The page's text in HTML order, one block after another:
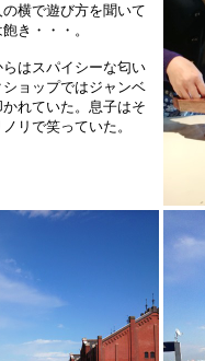
横で遊び方を聞いて
き・・・。
はスパイシーな匂い
ョップではジャンベ
れていた。息子はそ
リで笑っていた。